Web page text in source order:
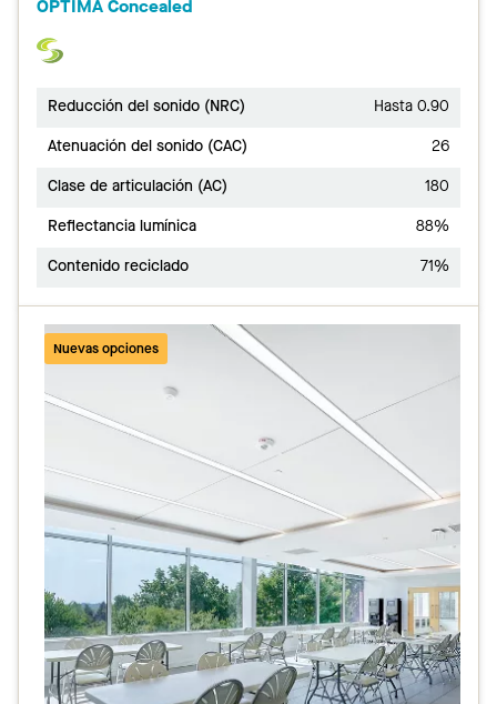
OPTIMA Concealed
Reducción del sonido (NRC)
Hasta 0.90
Atenuación del sonido (CAC)
26
Clase de articulación (AC)
180
Reflectancia lumínica
88%
Contenido reciclado
71%
Nuevas opciones